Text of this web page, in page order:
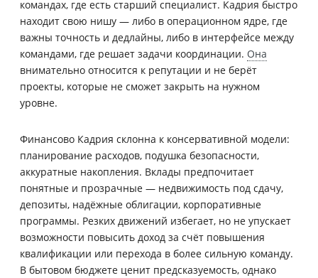
командах, где есть старший специалист. Кадрия быстро
находит свою нишу — либо в операционном ядре, где
важны точность и дедлайны, либо в интерфейсе между
командами, где решает задачи координации. Она
внимательно относится к репутации и не берёт
проекты, которые не сможет закрыть на нужном
уровне.
Финансово Кадрия склонна к консервативной модели:
планирование расходов, подушка безопасности,
аккуратные накопления. Вклады предпочитает
понятные и прозрачные — недвижимость под сдачу,
депозиты, надёжные облигации, корпоративные
программы. Резких движений избегает, но не упускает
возможности повысить доход за счёт повышения
квалификации или перехода в более сильную команду.
В бытовом бюджете ценит предсказуемость, однако